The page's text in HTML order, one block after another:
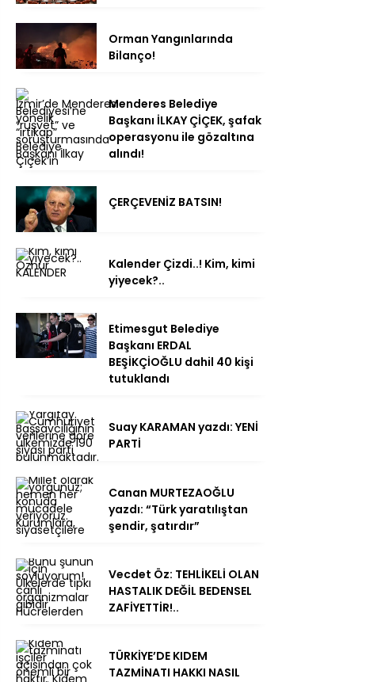
Orman Yangınlarında
Bilanço!
Menderes Belediye
Başkanı İLKAY ÇİÇEK, şafak
operasyonu ile gözaltına
alındı!
ÇERÇEVENİZ BATSIN!
Kalender Çizdi..! Kim, kimi
yiyecek?..
Etimesgut Belediye
Başkanı ERDAL
BEŞİKÇİOĞLU dahil 40 kişi
tutuklandı
Suay KARAMAN yazdı: YENİ
PARTİ
Canan MURTEZAOĞLU
yazdı: “Türk yaratılıştan
şendir, şatırdır”
Vecdet Öz: TEHLİKELİ OLAN
HASTALIK DEĞİL BEDENSEL
ZAFİYETTİR!..
TÜRKİYE’DE KIDEM
TAZMİNATI HAKKI NASIL